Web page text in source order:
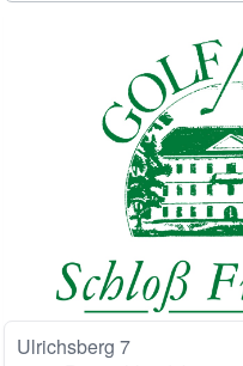
Ulrichsberg 7